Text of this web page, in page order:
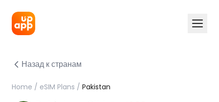
Назад к странам
Home / eSIM Plans / Pakistan